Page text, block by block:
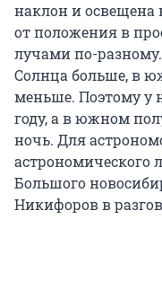
наклон и освещена
от положения в
лучами по-
Солнца больше, в
меньше. Поэтому у
году, а в южном
ночь. Для
астрономического
Большого
Никифоров в